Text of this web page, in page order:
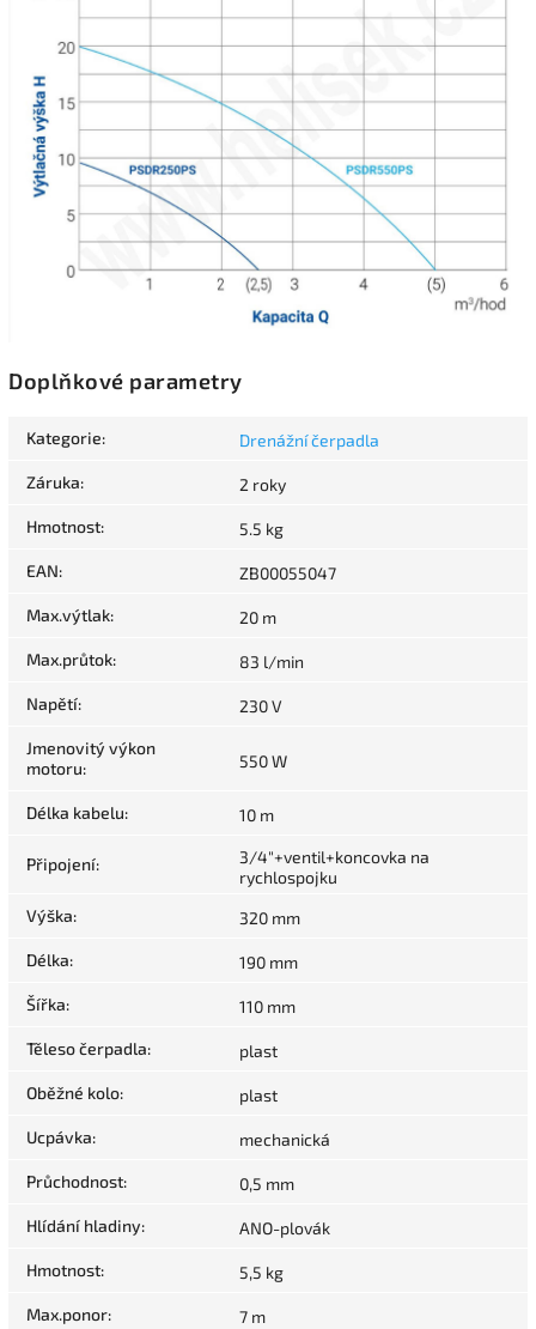
Doplňkové parametry
Kategorie: Drenážní čerpadla
Záruka: 2 roky
Hmotnost: 5.5 kg
EAN: ZB00055047
Max.výtlak: 20 m
Max.průtok: 83 l/min
Napětí: 230 V
Jmenovitý výkon
motoru: 550 W
Délka kabelu: 10 m
Připojení:
3/4"+ventil+koncovka na
rychlospojku
Výška: 320 mm
Délka: 190 mm
Šířka: 110 mm
Těleso čerpadla: plast
Oběžné kolo: plast
Ucpávka: mechanická
Průchodnost: 0,5 mm
Hlídání hladiny: ANO-plovák
Hmotnost: 5,5 kg
Max.ponor: 7 m